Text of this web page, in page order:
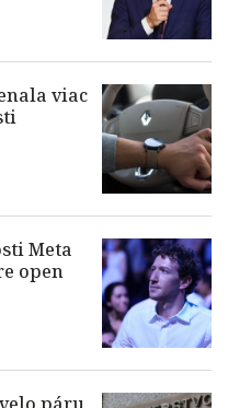
viac
Meta
open